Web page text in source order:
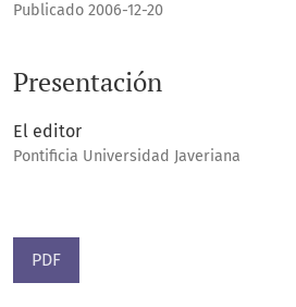
Presentación
Publicado 2006-12-20
El editor
Pontificia Universidad Javeriana
PDF